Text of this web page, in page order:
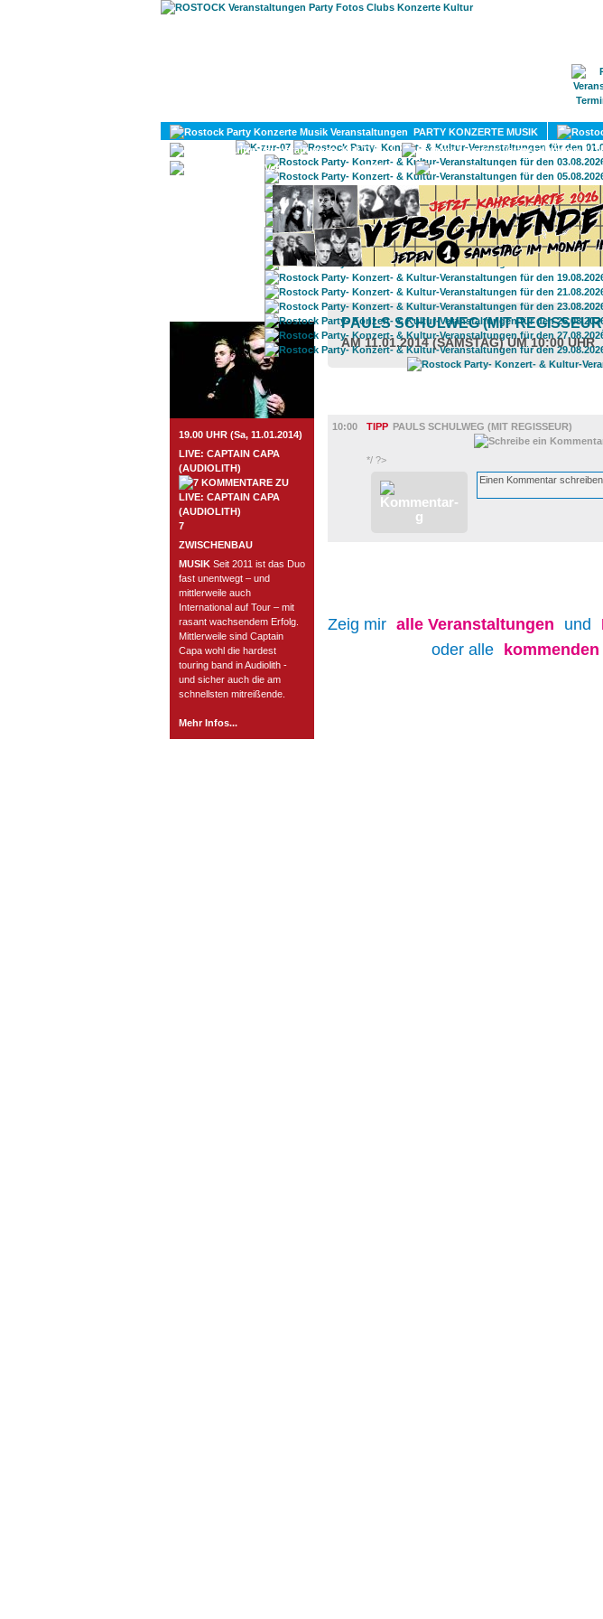
PARTY KONZERTE MUSIK
KULTUR
DIVERSES
ROSTOCK TAGESTIPP
19.00 UHR (Sa, 11.01.2014)
LIVE: CAPTAIN CAPA
(AUDIOLITH)
7
ZWISCHENBAU
MUSIK Seit 2011 ist das Duo
fast unentwegt – und
mittlerweile auch
International auf Tour – mit
rasant wachsendem Erfolg.
Mittlerweile sind Captain
Capa wohl die hardest
touring band in Audiolith -
und sicher auch die am
schnellsten mitreißende.
Mehr Infos...
PAULS SCHULWEG (MIT
AM 11.01.2014 (SAMSTAG) UM 10:00 UHR
10:00
TIPP PAULS SCHULWEG (MIT REGISSEUR)
*/ ?>
Zeig mir alle Veranstaltungen und
oder alle